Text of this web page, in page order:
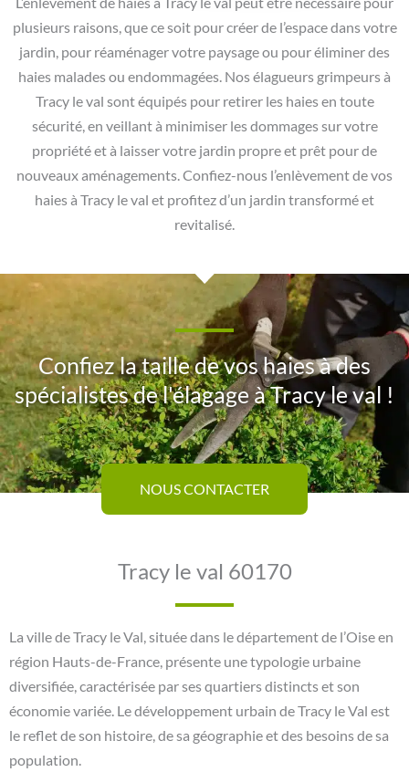
plusieurs raisons, que ce soit pour créer de l’espace dans votre
jardin, pour réaménager votre paysage ou pour éliminer des
haies malades ou endommagées. Nos élagueurs grimpeurs à
Tracy le val sont équipés pour retirer les haies en toute
sécurité, en veillant à minimiser les dommages sur votre
propriété et à laisser votre jardin propre et prêt pour de
nouveaux aménagements. Confiez-nous l’enlèvement de vos
haies à Tracy le val et profitez d’un jardin transformé et
revitalisé.
Confiez la taille de vos haies à des
spécialistes de l'élagage à Tracy le val !
NOUS CONTACTER
Tracy le val 60170
La ville de Tracy le Val, située dans le département de l’Oise en
région Hauts-de-France, présente une typologie urbaine
diversifiée, caractérisée par ses quartiers distincts et son
économie variée. Le développement urbain de Tracy le Val est
le reflet de son histoire, de sa géographie et des besoins de sa
population.